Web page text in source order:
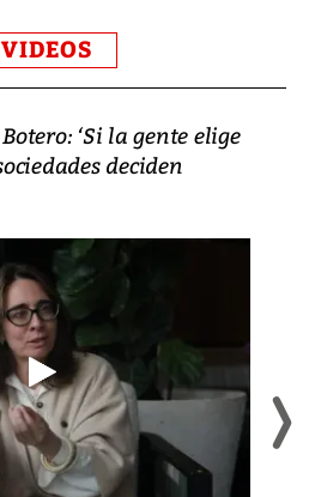
VIDEOS
‘Si la gente elige
deciden